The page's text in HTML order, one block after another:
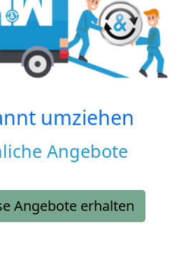
umziehen
Angebote
Angebote erhalten